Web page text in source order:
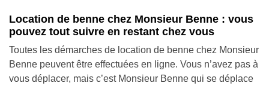
Location de benne chez Monsieur Benne : vous
pouvez tout suivre en restant chez vous
Toutes les démarches de location de benne chez Monsieur
Benne peuvent être effectuées en ligne. Vous n’avez pas à
vous déplacer, mais c’est Monsieur Benne qui se déplace